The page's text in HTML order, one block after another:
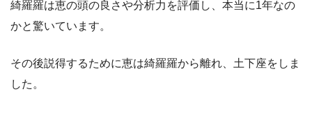
綺羅羅は恵の頭の良さや分析力を評価し、本当に1年なの
かと驚いています。
その後説得するために恵は綺羅羅から離れ、土下座をしま
した。